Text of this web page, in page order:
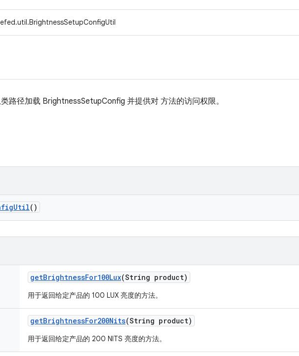
路径加载 BrightnessSetupConfig 并提供对 方法的访问权限。
Util()
getBrightnessFor100Lux(String product)
用于返回给定产品的 100 LUX 亮度的方法。
getBrightnessFor200Nits(String product)
用于返回给定产品的 200 NITS 亮度的方法。